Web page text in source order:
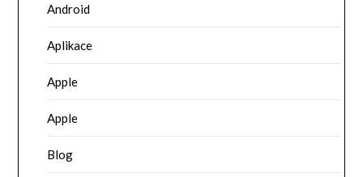
Android
Aplikace
Apple
Apple
Blog